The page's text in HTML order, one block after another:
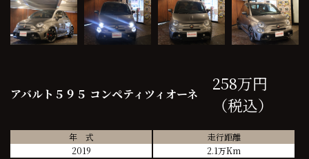
アバルト５９５ コンペティツィオーネ
258万円
（税込）
年 式
2019
走行距離
2.1万Km